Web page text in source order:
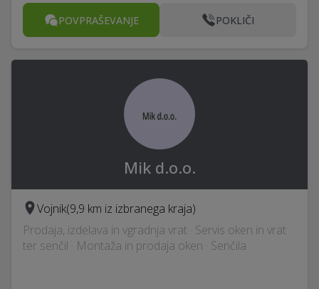
POVPRAŠEVANJE POKLIČI
Mik d.o.o.
Vojnik(9,9 km iz izbranega kraja)
Prodaja, izdelava in vgradnja vrat · Servis oken in vrat
ter senčil · Montaža in prodaja oken · Senčila